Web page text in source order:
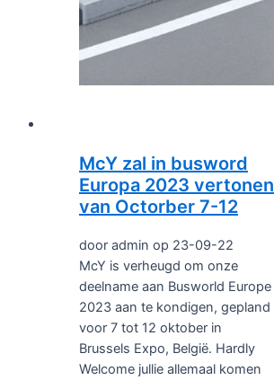
McY zal in busword
Europa 2023 vertonen
van Octorber 7-12
door admin op 23-09-22
McY is verheugd om onze
deelname aan Busworld Europe
2023 aan te kondigen, gepland
voor 7 tot 12 oktober in
Brussels Expo, België. Hardly
Welcome jullie allemaal komen